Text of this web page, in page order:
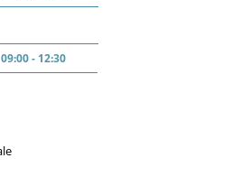
09:00 - 12:30